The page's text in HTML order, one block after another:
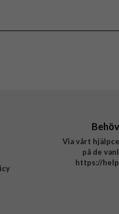
Via vårt
på de
https://